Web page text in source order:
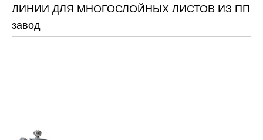
ЛИНИИ ДЛЯ МНОГОСЛОЙНЫХ ЛИСТОВ ИЗ ПП
завод